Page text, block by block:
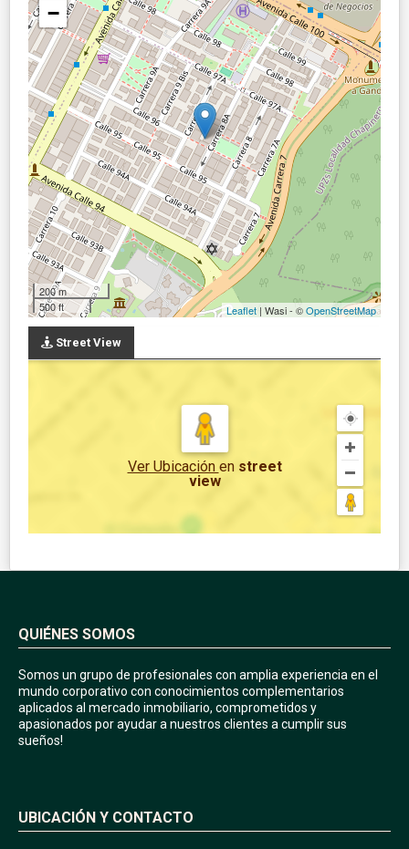
−
200 m
500 ft
Leaflet | Wasi - ©OpenStreetMap
Street View
Ver Ubicación en street
view
QUIÉNES SOMOS
Somos un grupo de profesionales con amplia experiencia en el
mundo corporativo con conocimientos complementarios
aplicados al mercado inmobiliario, comprometidos y
apasionados por ayudar a nuestros clientes a cumplir sus
sueños!
UBICACIÓN Y CONTACTO